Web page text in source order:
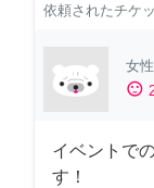
依頼されたチケ
女性
sentiment_satisfied
イベントで
す！